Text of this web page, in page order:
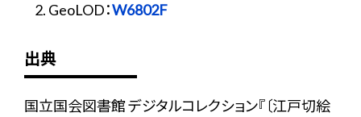
GeoLOD：W6802F
出典
国立国会図書館 デジタルコレクション『〔江戸切絵